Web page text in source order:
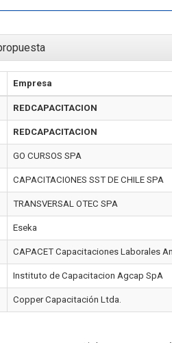
Empresa
REDCAPACITACION
REDCAPACITACION
GO CURSOS SPA
CAPACITACIONES SST DE CHILE SPA
TRANSVERSAL OTEC SPA
Eseka
CAPACET Capacitaciones Laborales
Instituto de Capacitacion Agcap SpA
Copper Capacitación Ltda.